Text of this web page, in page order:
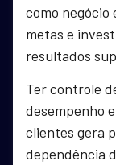
como
metas e
resultados
Ter controle
desempenho
clientes gera
dependência